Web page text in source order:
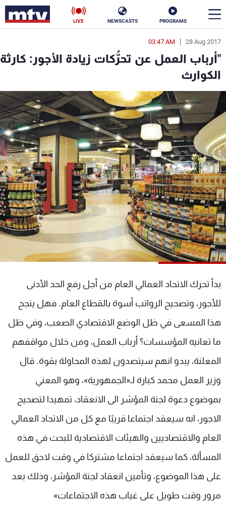
PROGRAMS
NEWSCASTS
LIVE
28 Aug 2017
03:47 AM
"أرباب العمل عن تحرُّكات زيادة الأجور: كارثة
الكوارث
بدأ تحرك الاتحاد العمالي العام من أجل رفع الحد الأدنى
للأجور، وتصحيح الرواتب أسوة بالقطاع العام. فهل ينجح
هذا المسعى في ظل الوضع الاقتصادي الصعب، وفي ظل
ما تعانيه المؤسسات؟ أرباب العمل، ومن خلال مواقفهم
المعلنة، يبدو انهم سيتصدون لهذه المحاولة بقوة. قال
وزير العمل محمد كبارة لـ«الجمهورية»، وهو المعني
بموضوع دعوة لجنة المؤشر الى الانعقاد، تمهيدا لتصحيح
الاجور، انه سيعقد اجتماعا قريبًا مع كل من الاتحاد العمالي
العام والاقتصاديين والهيئات الاقتصادية للبحث في هذه
المسألة، كما سيعقد اجتماعا مشتركا في وقت لاحق للعمل
على هذا الموضوع، وتأمين انعقاد لجنة المؤشر، وذلك بعد
مرور وقت طويل على غياب هذه الاجتماعات»
en
الأخبار
سياسة ناس
إقتصاد فن
منوعات رياضة
كأس العالم
البرامج
جدول البرامج
شاهد البرامج
الترددات
عن MTV
لاعلاناتكم
وظائف
شروط الإسـتخدام